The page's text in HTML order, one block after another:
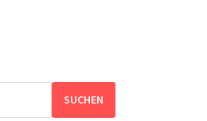
SUCHEN